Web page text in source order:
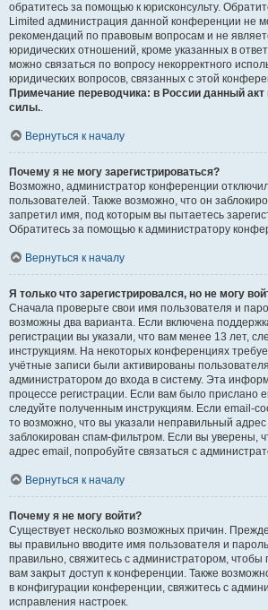
обратитесь за помощью к юрисконсульту.
Limited администрация данной конференции не
рекомендаций по правовым вопросам и не
юридических отношений, кроме указанных в
можно связаться по вопросу некорректного
юридических вопросов, связанных с этой
Примечание переводчика: в России данный
силы..
Вернуться к началу
Почему я не могу зарегистрироваться?
Возможно, администратор конференции
пользователей. Также возможно, что он
запретил имя, под которым вы пытаетесь
Обратитесь за помощью к администратору
Вернуться к началу
Я только что зарегистрировался, но не могу
Сначала проверьте свои имя пользователя и
возможны два варианта. Если включена
регистрации вы указали, что вам менее 13 лет,
инструкциям. На некоторых конференциях
учётные записи были активированы
администратором до входа в систему. Эта
процессе регистрации. Если вам было прислано
следуйте полученным инструкциям. Если email-
то возможно, что вы указали неправильный
заблокирован спам-фильтром. Если вы уверены,
адрес email, попробуйте связаться с
Вернуться к началу
Почему я не могу войти?
Существует несколько возможных причин. Прежде
вы правильно вводите имя пользователя и
правильно, свяжитесь с администратором, чтобы
вам закрыт доступ к конференции. Также
в конфигурации конференции, свяжитесь с
исправления настроек.